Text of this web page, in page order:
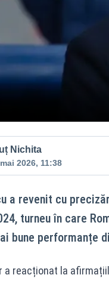
Nichita
2026, 11:38
a revenit cu
turneu în care
bune performanțe
reacționat la